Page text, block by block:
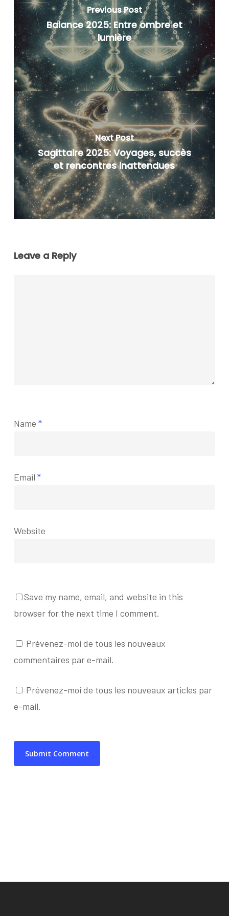
Previous Post
Balance 2025: Entre ombre et
lumière
Next Post
Sagittaire 2025: Voyages, succès
et rencontres inattendues
Leave a Reply
Name *
Email *
Website
Save my name, email, and website in this
browser for the next time I comment.
Prévenez-moi de tous les nouveaux
commentaires par e-mail.
Prévenez-moi de tous les nouveaux articles par
e-mail.